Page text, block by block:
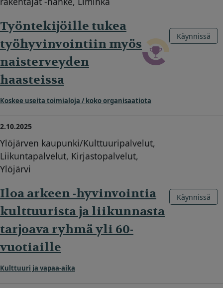
Työntekijöille tukea
työhyvinvointiin myös
naisterveyden
haasteissa
Koskee useita toimialoja / koko organisaatiota
Käynnissä
2.10.2025
Ylöjärven kaupunki/Kulttuuripalvelut,
Liikuntapalvelut, Kirjastopalvelut,
Ylöjärvi
Iloa arkeen -hyvinvointia
kulttuurista ja liikunnasta
tarjoava ryhmä yli 60-
vuotiaille
Kulttuuri ja vapaa-aika
Käynnissä